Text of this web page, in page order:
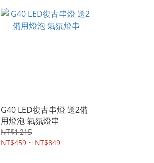
G40 LED復古串燈 送2備
用燈泡 氣氛燈串
NT$1,215
NT$459 ~ NT$849